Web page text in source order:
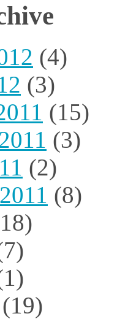
(4)
(3)
(15)
(3)
(2)
(8)
(19)